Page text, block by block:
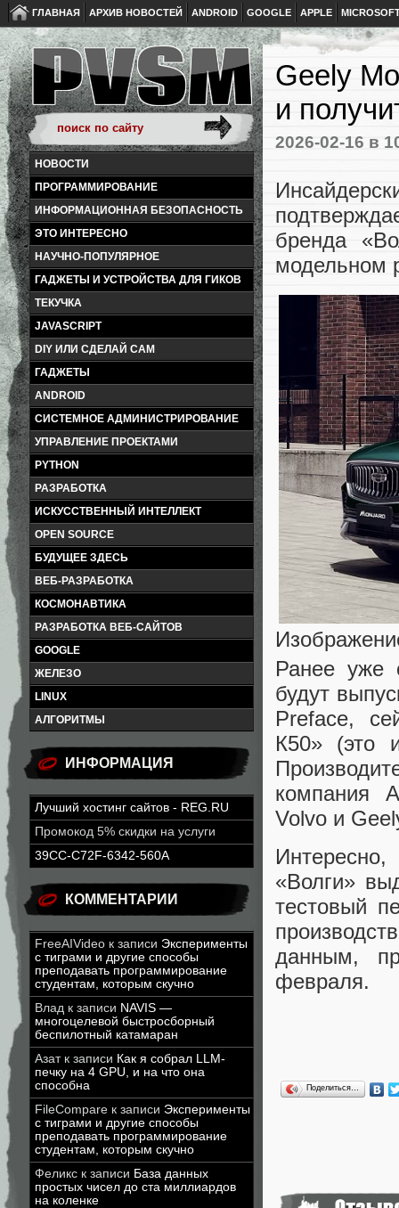
ГЛАВНАЯ АРХИВ НОВОСТЕЙ ANDROID GOOGLE APPLE
НОВОСТИ
ПРОГРАММИРОВАНИЕ
ИНФОРМАЦИОННАЯ БЕЗОПАСНОСТЬ
ЭТО ИНТЕРЕСНО
НАУЧНО-ПОПУЛЯРНОЕ
ГАДЖЕТЫ И УСТРОЙСТВА ДЛЯ ГИКОВ
ТЕКУЧКА
JAVASCRIPT
DIY ИЛИ СДЕЛАЙ САМ
ГАДЖЕТЫ
ANDROID
СИСТЕМНОЕ АДМИНИСТРИРОВАНИЕ
УПРАВЛЕНИЕ ПРОЕКТАМИ
PYTHON
РАЗРАБОТКА
ИСКУССТВЕННЫЙ ИНТЕЛЛЕКТ
OPEN SOURCE
БУДУЩЕЕ ЗДЕСЬ
ВЕБ-РАЗРАБОТКА
КОСМОНАВТИКА
РАЗРАБОТКА ВЕБ-САЙТОВ
GOOGLE
ЖЕЛЕЗО
LINUX
АЛГОРИТМЫ
ИНФОРМАЦИЯ
Лучший хостинг сайтов - REG.RU
Промокод 5% скидки на услуги
39CC-C72F-6342-560A
КОММЕНТАРИИ
FreeAIVideo к записи Эксперименты
с тиграми и другие способы
преподавать программирование
студентам, которым скучно
Влад к записи NAVIS —
многоцелевой быстросборный
беспилотный катамаран
Азатк записи Как я собрал LLM-
печку на 4 GPU, и на что она
способна
FileCompare к записи Эксперименты
с тиграми и другие способы
преподавать программирование
студентам, которым скучно
Феликс к записи База данных
простых чисел до ста миллиардов
на коленке
Geely
и
2026-02-16 в
бренда
модельном
Ранее уже
будут
Preface,
К50» (это
компания
Volvo и
«Волги»
тестовый
данным,
февраля.
Поделиться…